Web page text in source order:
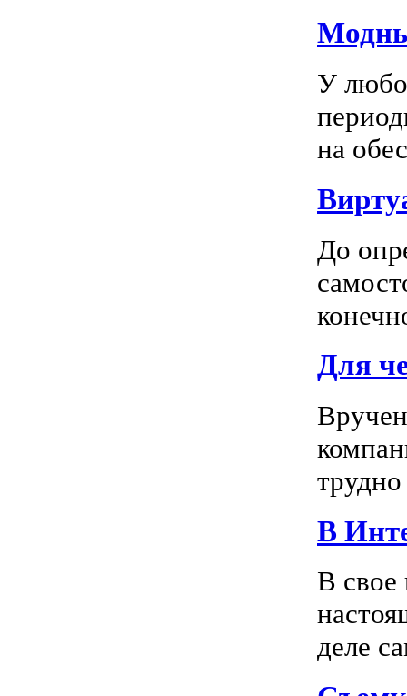
У
на
До
Для
В
В свое
деле